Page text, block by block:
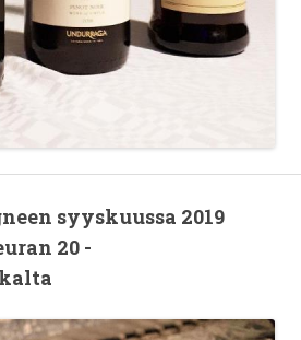
syyskuussa 2019
20 -